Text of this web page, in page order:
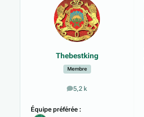
Thebestking
Membre
5,2 k
messages
Équipe préférée :